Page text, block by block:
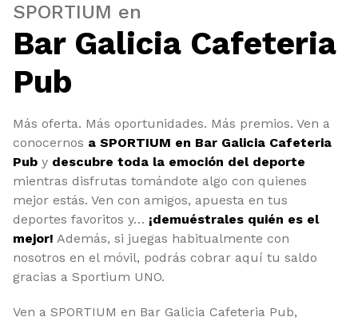
SPORTIUM en
Bar Galicia Cafeteria
Pub
Más oferta. Más oportunidades. Más premios. Ven a
conocernos a SPORTIUM en Bar Galicia Cafeteria
Pub y descubre toda la emoción del deporte
mientras disfrutas tomándote algo con quienes
mejor estás. Ven con amigos, apuesta en tus
deportes favoritos y… ¡demuéstrales quién es el
mejor! Además, si juegas habitualmente con
nosotros en el móvil, podrás cobrar aquí tu saldo
gracias a Sportium UNO.
Ven a SPORTIUM en Bar Galicia Cafeteria Pub,